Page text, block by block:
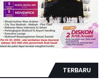
TERBARU